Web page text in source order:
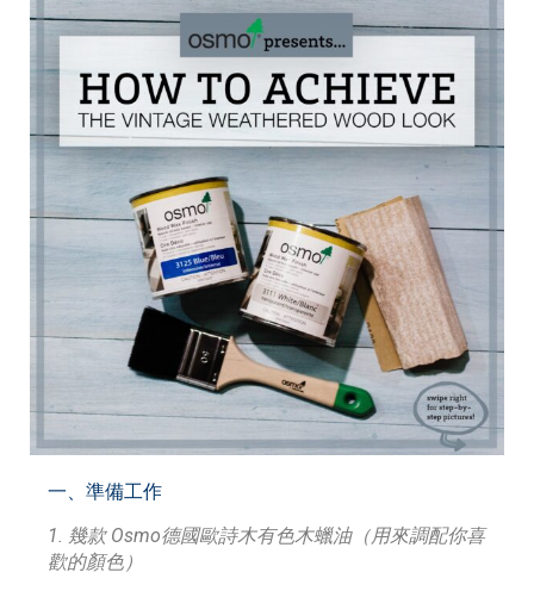
一、準備工作
1. 幾款 Osmo德國歐詩木有色木蠟油（用來調配你喜
歡的顏色）